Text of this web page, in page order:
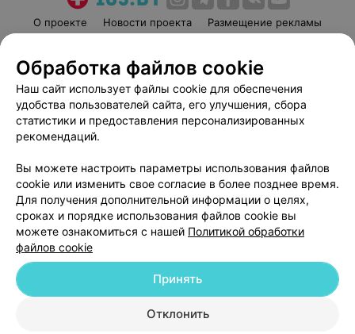
О проекте Новости проекта
Размещение рекламы
Пользовательское соглашение
Способы оплаты
Вакансии
Партнеры
Написать руководителю 103.by
Обработка персональных данных
© 2026 ООО «Артокс Лаб», УНП 191700409
| 220012, Республика Беларусь,
Обработка файлов cookie
Наш сайт использует файлы cookie для обеспечения
удобства пользователей сайта, его улучшения, сбора
статистики и предоставления персонализированных
рекомендаций.
Вы можете настроить параметры использования файлов
cookie или изменить свое согласие в более позднее время.
Для получения дополнительной информации о целях,
сроках и порядке использования файлов cookie вы
можете ознакомиться с нашей Политикой обработки
файлов cookie
Отклонить
Принять